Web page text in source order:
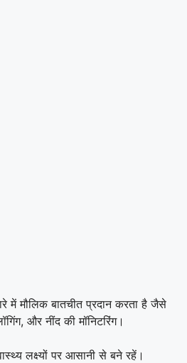
मौलिक बातचीत प्रदान करता है जैसे
और नींद की मॉनिटरिंग।
लक्ष्यों पर आसानी से बने रहें।